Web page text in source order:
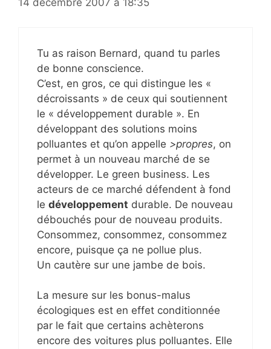
14 décembre 2007 à 18:35
Tu as raison Bernard, quand tu parles
de bonne conscience.
C’est, en gros, ce qui distingue les «
décroissants » de ceux qui soutiennent
le « développement durable ». En
développant des solutions moins
polluantes et qu’on appelle >propres, on
permet à un nouveau marché de se
développer. Le green business. Les
acteurs de ce marché défendent à fond
le développement durable. De nouveau
débouchés pour de nouveau produits.
Consommez, consommez, consommez
encore, puisque ça ne pollue plus.
Un cautère sur une jambe de bois.
La mesure sur les bonus-malus
écologiques est en effet conditionnée
par le fait que certains achèterons
encore des voitures plus polluantes. Elle